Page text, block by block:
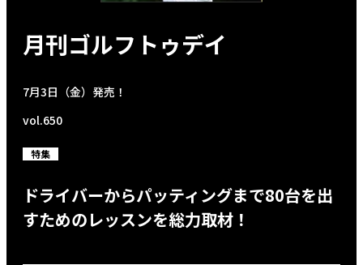
月刊ゴルフトゥデイ
7月3日（金）発売！
vol.650
特集
ドライバーからパッティングまで80台を出
すためのレッスンを総力取材！